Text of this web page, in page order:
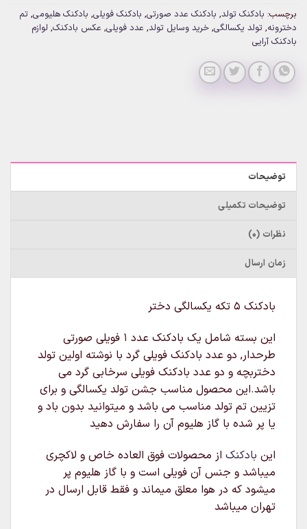
برچسب: بادکنک تولد, بادکنک عدد صورتی, بادکنک فویلی, بادکنک هلیومی, تم
دخترونه, تولد یکسالگی, خرید وسایل تولد, عدد فویلی, عکس بادکنک, لوازم
بادکنک آرایی
توضیحات
توضیحات تکمیلی
نظرات (0)
زمان ارسال
بادکنک ۵ تکه یکسالگی دختر
این بسته شامل یک بادکنک عدد ۱ فویلی صورتی
طرحدار, دو عدد بادکنک فویلی گرد با نوشته اولین تولد
دختربچه و دو عدد بادکنک فویلی سرخابی گرد می
باشد.این محصول مناسب جشن تولد یکسالگی و برای
تزیین تم تولد مناسب می باشد و میتوانید بدون باد و
یا پر شده با گاز هلیوم آن را سفارش دهید
این بادکنک از محصولات فوق العاده خاص و لاکچری
میباشد و جنس آن فویلی است و با گاز هلیوم پر
میشود که در هوا معلق میماند و فقط قابل ارسال در
تهران میباشد